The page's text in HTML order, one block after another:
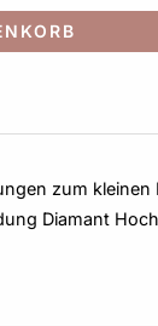
zum kleinen
Diamant